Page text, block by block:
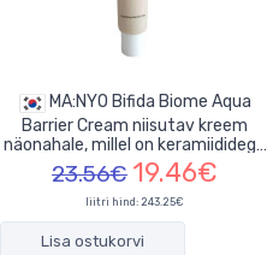
Barrier Cream niisutav kreem
näonahale, millel on keramiididega
80ml
23.56€ 19.46€
liitri hind: 243.25€
Lisa ostukorvi